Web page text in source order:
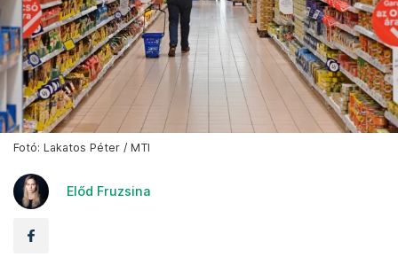
Fotó: Lakatos Péter / MTI
Előd Fruzsina